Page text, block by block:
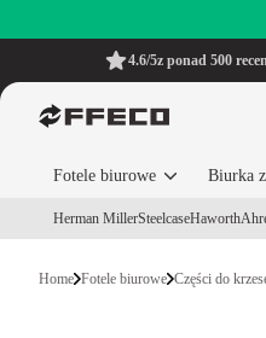
4.6/5z ponad 500
Fotele biurowe Biurka
Herman MillerSteelcaseHaworth
Home Fotele biurowe Części do